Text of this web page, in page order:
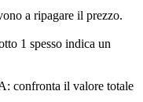
a ripagare il prezzo.
1 spesso indica un
confronta il valore totale